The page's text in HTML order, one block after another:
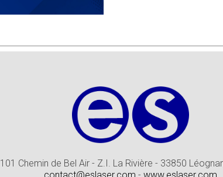
101 Chemin de Bel Air - Z.I. La Rivière - 33850